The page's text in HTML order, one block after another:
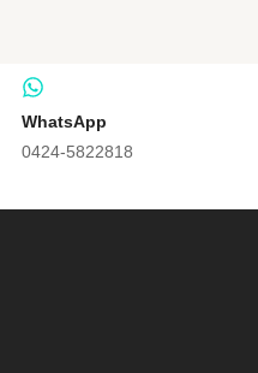
WhatsApp
0424-5822818